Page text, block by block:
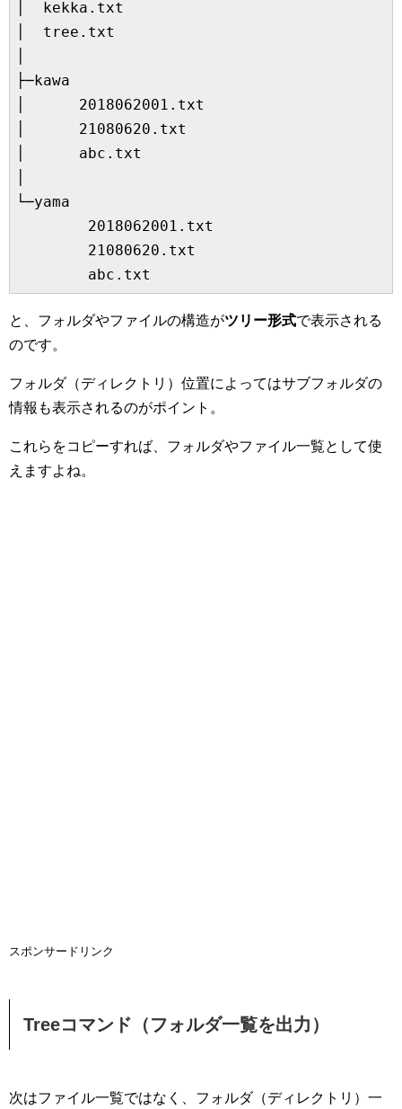
│  kekka.txt
│  tree.txt
├─kawa
│      2018062001.txt
│      21080620.txt
│      abc.txt
└─yama
        2018062001.txt
        21080620.txt
と、フォルダやファイルの構造がツリー形式で表示される
のです。
フォルダ（ディレクトリ）位置によってはサブフォルダの
情報も表示されるのがポイント。
これらをコピーすれば、フォルダやファイル一覧として使
えますよね。
スポンサードリンク
Treeコマンド（フォルダ一覧を出力）
次はファイル一覧ではなく、フォルダ（ディレクトリ）一